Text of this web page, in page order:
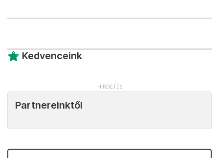
Kedvenceink
Partnereinktől